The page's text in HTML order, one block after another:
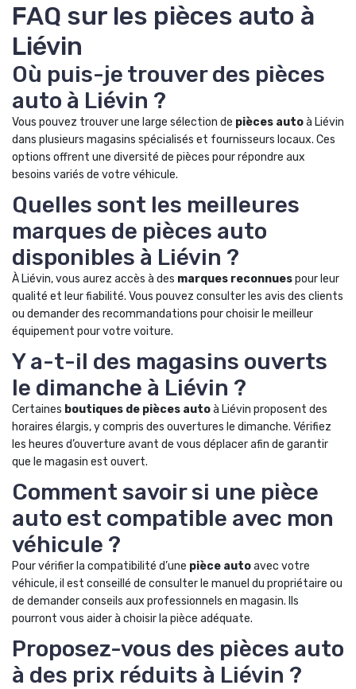
FAQ sur les pièces auto à
Liévin
Où puis-je trouver des pièces
auto à Liévin ?
Vous pouvez trouver une large sélection de pièces autoà Liévin
dans plusieurs magasins spécialisés et fournisseurs locaux. Ces
options offrent une diversité de pièces pour répondre aux
besoins variés de votre véhicule.
Quelles sont les meilleures
marques de pièces auto
disponibles à Liévin ?
À Liévin, vous aurez accès à des marques reconnuespour leur
qualité et leur fiabilité. Vous pouvez consulter les avis des clients
ou demander des recommandations pour choisir le meilleur
équipement pour votre voiture.
Y a-t-il des magasins ouverts
le dimanche à Liévin ?
Certaines boutiques de pièces autoà Liévin proposent des
horaires élargis, y compris des ouvertures le dimanche. Vérifiez
les heures d’ouverture avant de vous déplacer afin de garantir
que le magasin est ouvert.
Comment savoir si une pièce
auto est compatible avec mon
véhicule ?
Pour vérifier la compatibilité d’une pièce autoavec votre
véhicule, il est conseillé de consulter le manuel du propriétaire ou
de demander conseils aux professionnels en magasin. Ils
pourront vous aider à choisir la pièce adéquate.
Proposez-vous des pièces auto
à des prix réduits à Liévin ?